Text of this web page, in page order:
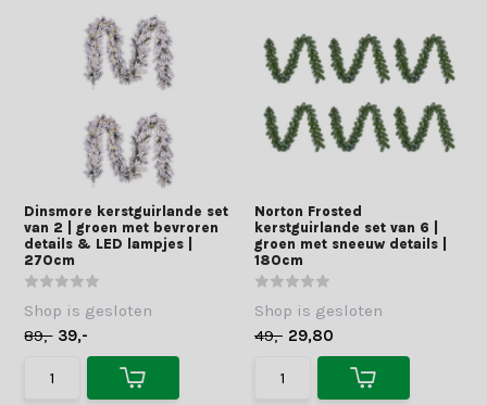
Dinsmore kerstguirlande set
van 2 | groen met bevroren
details & LED lampjes |
270cm
Shop is gesloten
89,- 39,-
Norton Frosted
kerstguirlande set van 6 |
groen met sneeuw details |
180cm
Shop is gesloten
49,- 29,80